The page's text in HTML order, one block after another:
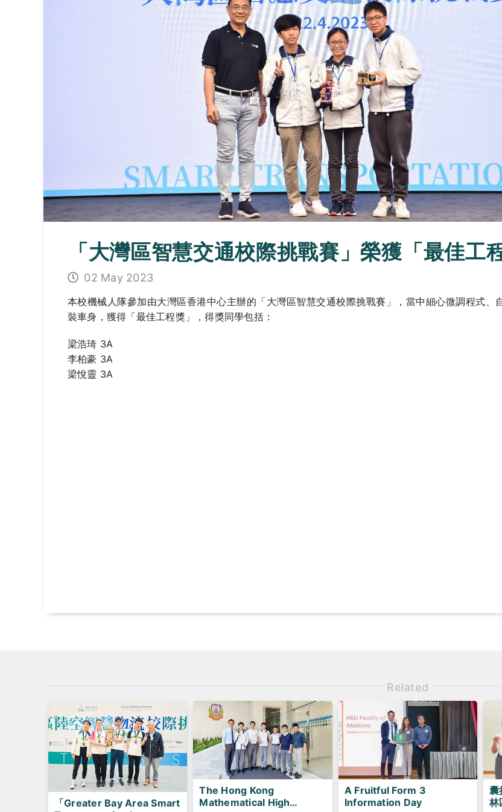
「大灣區智慧交通校際挑戰賽」榮獲「最佳工
02 May 2023
本校機械人隊參加由大灣區香港中心主辦的「大灣區智慧交通校際挑戰賽」，當中細心微調程式、
裝車身，獲得「最佳工程獎」，得獎同學包括：
梁浩琦 3A
李柏豪 3A
梁悅靈 3A
Related
「Greater Bay Area Smart
The Hong Kong
Mathematical High
A Fruitful Form 3
Information Day
林